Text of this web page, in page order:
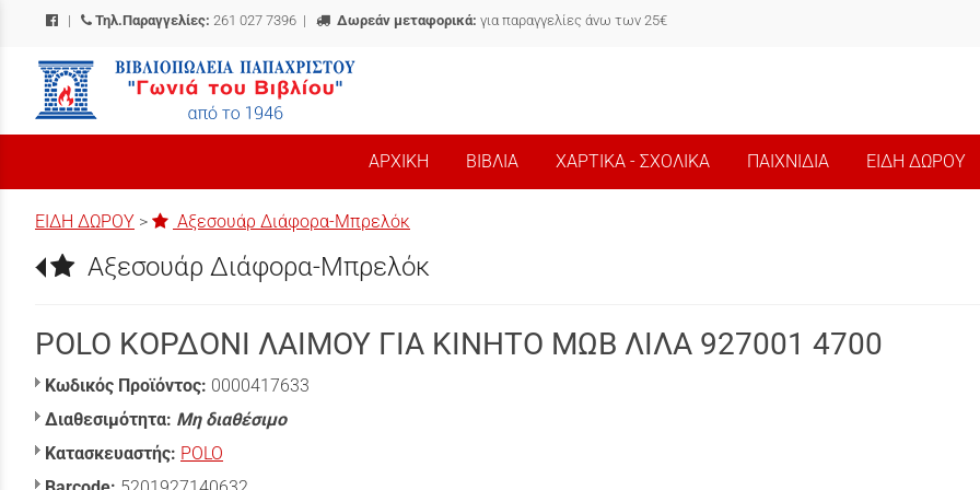
| Τηλ.Παραγγελίες: 261 027 7396 | Δωρεάν μεταφορικά: για παραγγελίες άνω των 25€
/
ΑΡΧΙΚΗ ΒΙΒΛΙΑ ΧΑΡΤΙΚΑ - ΣΧΟΛΙΚΑ ΠΑΙΧΝΙΔΙΑ ΕΙΔΗ ΔΩΡΟΥ
ΕΙΔΗ ΔΩΡΟΥ > Αξεσουάρ Διάφορα-Μπρελόκ
Αξεσουάρ Διάφορα-Μπρελόκ
POLO ΚΟΡΔΟΝΙ ΛΑΙΜΟΥ ΓΙΑ ΚΙΝΗΤΟ ΜΩΒ ΛΙΛΑ 927001 4700
Κωδικός Προϊόντος: 0000417633
Διαθεσιμότητα: Μη διαθέσιμο
Κατασκευαστής: POLO